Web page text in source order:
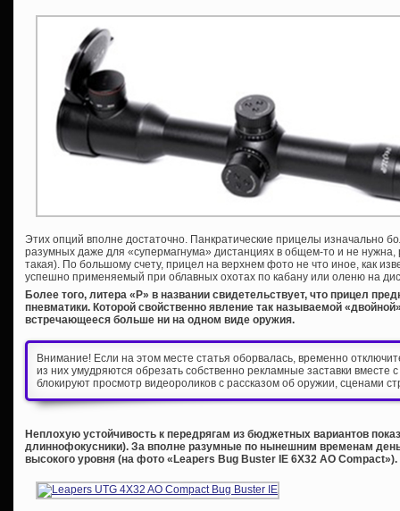
Этих опций вполне достаточно. Панкратические прицелы изначально
разумных даже для «супермагнума» дистанциях в общем-то и не нужна,
такая). По большому счету, прицел на верхнем фото не что иное, как
успешно применяемый при облавных охотах по кабану или оленю на
Более того, литера «P» в названии свидетельствует, что прицел
пневматики. Которой свойственно явление так называемой
встречающееся больше ни на одном виде оружия.
Внимание! Если на этом месте статья оборвалась, временно
из них умудряются обрезать собственно рекламные заставки вместе
блокируют просмотр видеороликов с рассказом об оружии, сценами
Неплохую устойчивость к передрягам из бюджетных вариантов
длиннофокусники). За вполне разумные по нынешним временам
высокого уровня (на фото «Leapers Bug Buster IE 6X32 AO Compact»).